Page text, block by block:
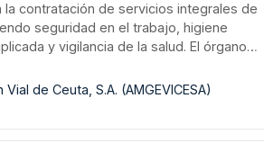
contratación de servicios integrales de
seguridad en el trabajo, higiene
y vigilancia de la salud. El órgano
El contrato se adjudicará
precio, con duración inicial de un año
de Ceuta, S.A. (AMGEVICESA)